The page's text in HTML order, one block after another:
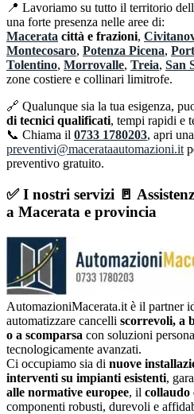
📍 Lavoriamo su tutto il territorio
una forte presenza nelle aree di:
Macerata città e frazioni,
Montecosaro, Potenza Picena,
Tolentino, Morrovalle, Treia, San
zone costiere e collinari limitrofe.
🔗 Qualunque sia la tua esigenza,
di tecnici qualificati, tempi rapidi e
📞 Chiama il 0733 1780203, apri
preventivi@macerataautomazioni.it
preventivo gratuito.
✅ I nostri servizi 🚪
a Macerata e provincia
AutomazioniMacerata.it è il partner
automatizzare cancelli scorrevoli, a
o a scomparsa con soluzioni
tecnologicamente avanzati.
Ci occupiamo sia di nuove
interventi su impianti esistenti,
alle normative europee, il collaudo
componenti robusti, durevoli e